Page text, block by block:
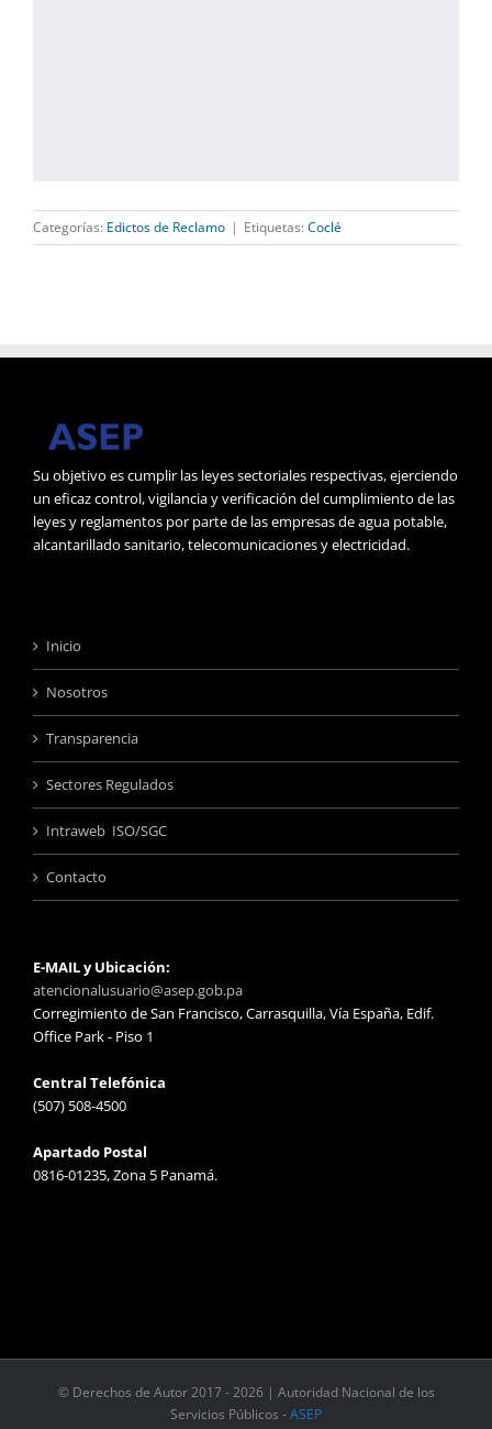
Categorías: Edictos de Reclamo | Etiquetas: Coclé
Su objetivo es cumplir las leyes sectoriales respectivas, ejerciendo
un eficaz control, vigilancia y verificación del cumplimiento de las
leyes y reglamentos por parte de las empresas de agua potable,
alcantarillado sanitario, telecomunicaciones y electricidad.
Inicio
Nosotros
Transparencia
Sectores Regulados
Intraweb ISO/SGC
Contacto
E-MAIL y Ubicación:
atencionalusuario@asep.gob.pa
Corregimiento de San Francisco, Carrasquilla, Vía España, Edif.
Office Park - Piso 1
Central Telefónica
(507) 508-4500
Apartado Postal
0816-01235, Zona 5 Panamá.
© Derechos de Autor 2017 -2026 | Autoridad Nacional de los
Servicios Públicos -ASEP